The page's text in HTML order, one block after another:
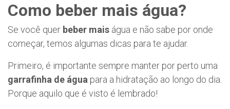
Como beber mais água?
Se você quer beber mais água e não sabe por onde
começar, temos algumas dicas para te ajudar.
Primeiro, é importante sempre manter por perto uma
garrafinha de água para a hidratação ao longo do dia.
Porque aquilo que é visto é lembrado!